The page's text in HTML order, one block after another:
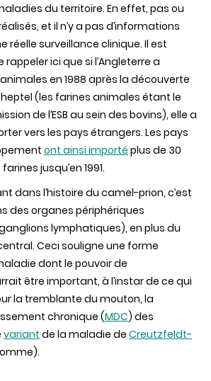
du territoire. En effet, pas ou
et il n’y a pas d’informations
réelle surveillance clinique. Il est
ici que si l’Angleterre a
en 1988 après la découverte
(les farines animales étant le
de l’ESB au sein des bovins), elle a
vers les pays étrangers. Les pays
ont ainsi importé plus de 30
jusqu’en 1991.
dans l’histoire du camel-prion, c’est
des organes périphériques
lymphatiques), en plus du
Ceci souligne une forme
dont le pouvoir de
être important, à l’instar de ce qui
la tremblante du mouton, la
chronique (MDC) des
variant de la maladie de Creutzfeldt-